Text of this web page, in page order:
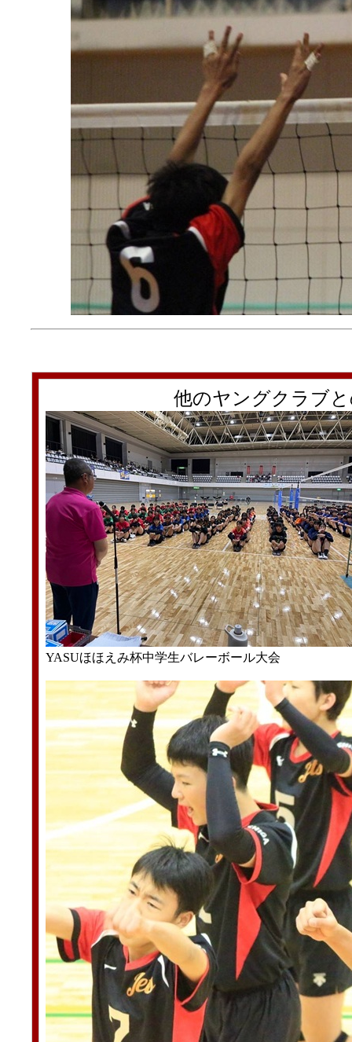
他のヤングクラブ
YASUほほえみ杯中学生バレーボール大会